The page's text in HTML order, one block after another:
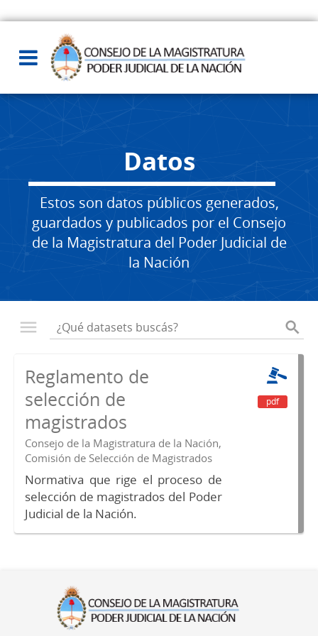
Datos
Estos son datos públicos generados,
guardados y publicados por el Consejo
de la Magistratura del Poder Judicial de
la Nación
Reglamento de
selección de
magistrados
Consejo de la Magistratura de la Nación,
Comisión de Selección de Magistrados
Normativa que rige el proceso de
selección de magistrados del Poder
Judicial de la Nación.
pdf